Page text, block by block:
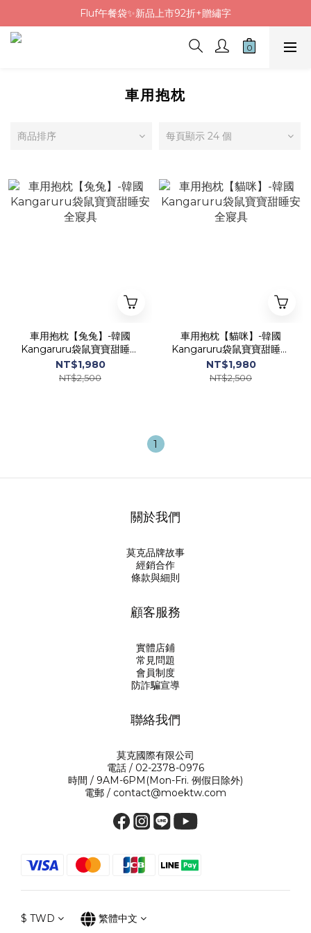
Fluf午餐袋✨新品上市92折+贈繡字
Fluf午餐袋✨新品上市92折+贈繡字
三色碗組上市🍚贈中英文姓名&【水果】雷雕
Fluf午餐袋✨新品上市92折+贈繡字
車用抱枕
商品排序 每頁顯示 24 個
車用抱枕【兔兔】-韓國
Kangaruru袋鼠寶寶甜睡安
全寢具
NT$1,980
NT$2,500
車用抱枕【貓咪】-韓國
Kangaruru袋鼠寶寶甜睡安
全寢具
NT$1,980
NT$2,500
1
關於我們
莫克品牌故事
經銷合作
條款與細則
顧客服務
實體店鋪
常見問題
會員制度
防詐騙宣導
聯絡我們
莫克國際有限公司
電話 / 02-2378-0976
時間 / 9AM-6PM(Mon-Fri. 例假日除外)
電郵 / contact@moektw.com
$ TWD 繁體中文